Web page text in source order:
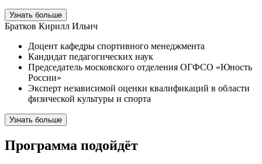
Узнать больше
Братков Кирилл Ильич
Доцент кафедры спортивного менеджмента
Кандидат педагогических наук
Председатель московского отделения ОГФСО «Юность
России»
Эксперт независимой оценки квалификаций в области
физической культуры и спорта
Узнать больше
Программа подойдёт